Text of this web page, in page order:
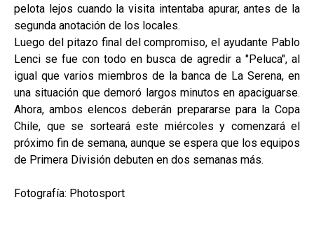
pelota lejos cuando la visita intentaba apurar, antes de la
segunda anotación de los locales.
Luego del pitazo final del compromiso, el ayudante Pablo
Lenci se fue con todo en busca de agredir a "Peluca", al
igual que varios miembros de la banca de La Serena, en
una situación que demoró largos minutos en apaciguarse.
Ahora, ambos elencos deberán prepararse para la Copa
Chile, que se sorteará este miércoles y comenzará el
próximo fin de semana, aunque se espera que los equipos
de Primera División debuten en dos semanas más.
Fotografía: Photosport